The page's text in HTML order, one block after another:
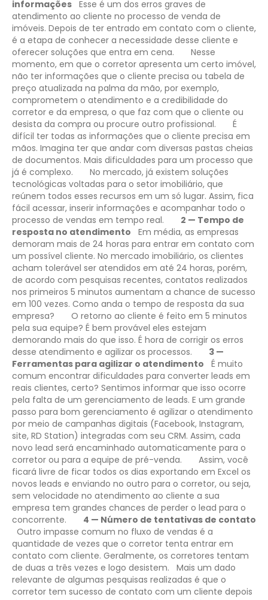
informações Esse é um dos erros graves de
atendimento ao cliente no processo de venda de
imóveis. Depois de ter entrado em contato com o cliente,
é a etapa de conhecer a necessidade desse cliente e
oferecer soluções que entra em cena.
Nesse
momento, em que o corretor apresenta um certo imóvel,
não ter informações que o cliente precisa ou tabela de
preço atualizada na palma da mão, por exemplo,
comprometem o atendimento e a credibilidade do
corretor e da empresa, o que faz com que o cliente ou
desista da compra ou procure outro profissional.
É
difícil ter todas as informações que o cliente precisa em
mãos. Imagina ter que andar com diversas pastas cheias
de documentos. Mais dificuldades para um processo que
já é complexo.
No mercado, já existem soluções
tecnológicas voltadas para o setor imobiliário, que
reúnem todos esses recursos em um só lugar. Assim, fica
fácil acessar, inserir informações e acompanhar todo o
processo de vendas em tempo real.
2 — Tempo de
resposta no atendimento
Em média, as empresas
demoram mais de 24 horas para entrar em contato com
um possível cliente. No mercado imobiliário, os clientes
acham tolerável ser atendidos em até 24 horas, porém,
de acordo com pesquisas recentes, contatos realizados
nos primeiros 5 minutos aumentam a chance de sucesso
em 100 vezes. Como anda o tempo de resposta da sua
empresa?
O retorno ao cliente é feito em 5 minutos
pela sua equipe? É bem provável eles estejam
demorando mais do que isso. É hora de corrigir os erros
desse atendimento e agilizar os processos.
3 —
Ferramentas para agilizar o atendimento
É muito
comum encontrar dificuldades para converter leads em
reais clientes, certo? Sentimos informar que isso ocorre
pela falta de um gerenciamento de leads. E um grande
passo para bom gerenciamento é agilizar o atendimento
por meio de campanhas digitais (Facebook, Instagram,
site, RD Station) integradas com seu CRM. Assim, cada
novo lead será encaminhado automaticamente para o
corretor ou para a equipe de pré-venda.
Assim, você
ficará livre de ficar todos os dias exportando em Excel os
novos leads e enviando no outro para o corretor, ou seja,
sem velocidade no atendimento ao cliente a sua
empresa tem grandes chances de perder o lead para o
concorrente.
4 — Número de tentativas de contato
Outro impasse comum no fluxo de vendas é a
quantidade de vezes que o corretor tenta entrar em
contato com cliente. Geralmente, os corretores tentam
de duas a três vezes e logo desistem.
Mais um dado
relevante de algumas pesquisas realizadas é que o
corretor tem sucesso de contato com um cliente depois